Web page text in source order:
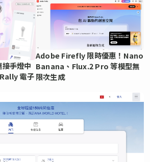
手燈中
電子
Adobe Firefly 限時優惠！Nano
Banana、Flux.2 Pro 等模型無
限次生成